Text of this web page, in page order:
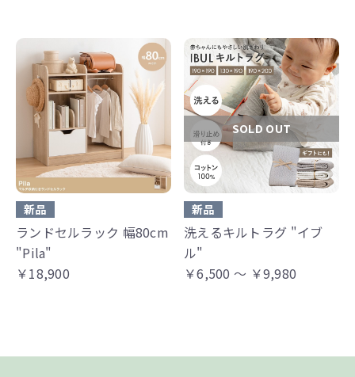
新品
ランドセルラック 幅80cm
"Pila"
￥18,900
SOLD OUT
新品
洗えるキルトラグ "イブ
ル"
￥6,500 ～ ￥9,980